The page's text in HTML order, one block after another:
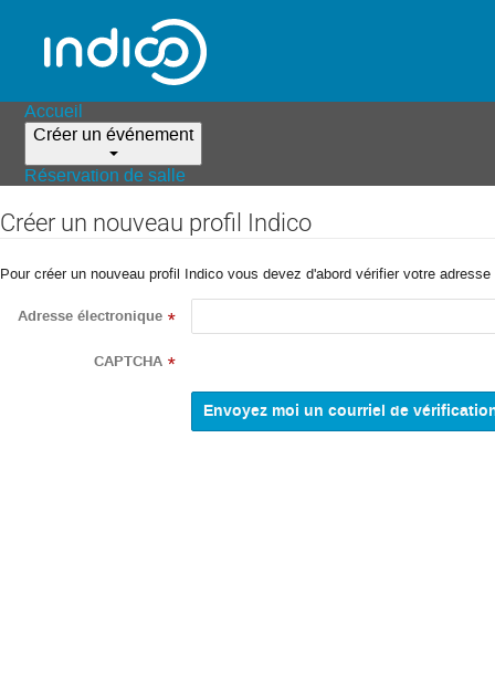
Accueil
Créer un événement
Réservation de salle
Créer un nouveau profil Indico
Pour créer un nouveau profil Indico vous devez d'abord vérifier votre
Adresse électronique *
CAPTCHA *